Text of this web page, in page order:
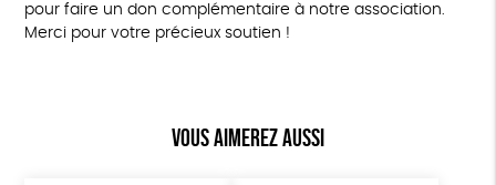
pour faire un don complémentaire à notre association.
Merci pour votre précieux soutien !
Vous aimerez aussi